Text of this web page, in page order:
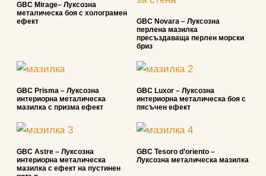
GBC Mirage– Луксозна
металическа боя с холограмен
ефект
GBC Novara – Луксозна
перлена мазилка
пресъздаваща перлен морски
бриз
GBC Prisma – Луксозна
интериорна металическа
мазилка с призма ефект
GBC Luxor – Луксозна
интериорна металическа боя с
пясъчен ефект
GBC Astre – Луксозна
интериорна металическа
мазилка с ефект на пустинен
GBC Tesoro d’oriento –
Луксозна металическа мазилка